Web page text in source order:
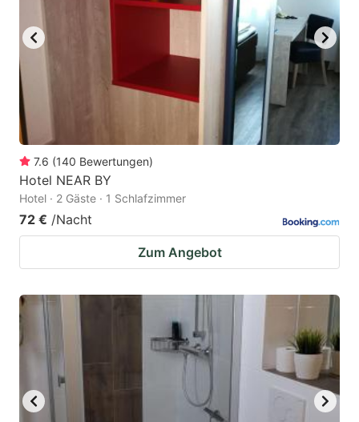
7.6 (140 Bewertungen)
Hotel NEAR BY
Hotel · 2 Gäste · 1 Schlafzimmer
72 € /Nacht
Zum Angebot